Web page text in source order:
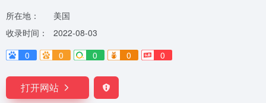
所在地：
美国
收录时间：
2022-08-03
0
0 0 0 0
打开网站